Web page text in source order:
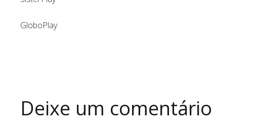
GloboPlay
Deixe um comentário